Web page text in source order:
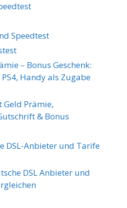
Speedtest
– Bonus Geschenk:
Handy als Zugabe
Geld Prämie,
& Bonus
DSL-Anbieter und Tarife
DSL Anbieter und